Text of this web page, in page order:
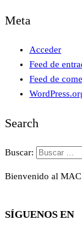
Meta
Acceder
Feed de
Feed de
Search
Buscar:
Bienvenido al MAC
SÍGUENOS EN